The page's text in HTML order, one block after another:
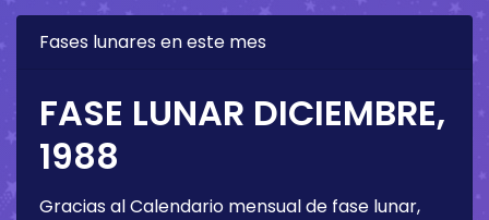
Fases lunares en este mes
FASE LUNAR DICIEMBRE,
1988
Gracias al Calendario mensual de fase lunar,